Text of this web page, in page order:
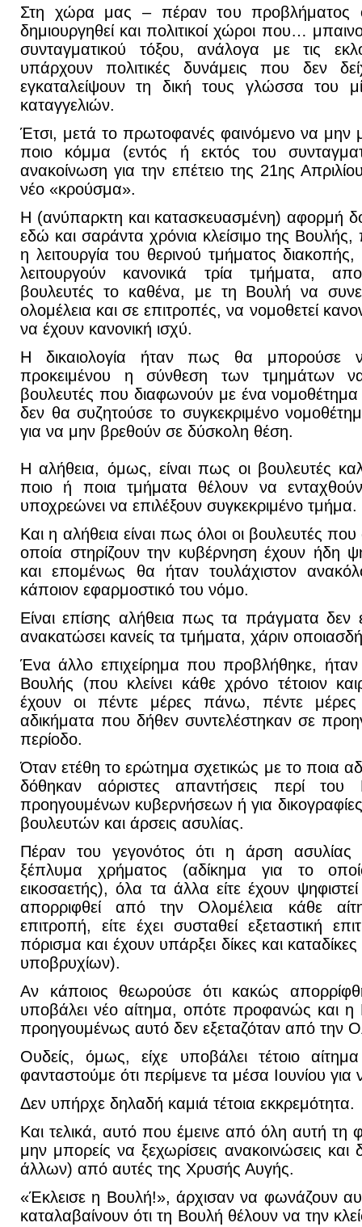
Στη χώρα μας – πέραν του προβλήματος
δημιουργηθεί και πολιτικοί χώροι που…
συνταγματικού τόξου, ανάλογα με τις
υπάρχουν πολιτικές δυνάμεις που δεν
εγκαταλείψουν τη δική τους γλώσσα του
καταγγελιών.
Έτσι, μετά το πρωτοφανές φαινόμενο να μην
ποιο κόμμα (εντός ή εκτός του
ανακοίνωση για την επέτειο της 21ης
νέο «κρούσμα».
Η (ανύπαρκτη και κατασκευασμένη) αφορμή
εδώ και σαράντα χρόνια κλείσιμο της Βουλής,
η λειτουργία του θερινού τμήματος
λειτουργούν κανονικά τρία τμήματα,
βουλευτές το καθένα, με τη Βουλή να
ολομέλεια και σε επιτροπές, να νομοθετεί
να έχουν κανονική ισχύ.
Η δικαιολογία ήταν πως θα μπορούσε
προκειμένου η σύνθεση των τμημάτων
βουλευτές που διαφωνούν με ένα
δεν θα συζητούσε το συγκεκριμένο
για να μην βρεθούν σε δύσκολη θέση.
Η αλήθεια, όμως, είναι πως οι βουλευτές
ποιο ή ποια τμήματα θέλουν να
υποχρεώνει να επιλέξουν συγκεκριμένο τμήμα.
Και η αλήθεια είναι πως όλοι οι βουλευτές
οποία στηρίζουν την κυβέρνηση έχουν ήδη
και επομένως θα ήταν τουλάχιστον
κάποιον εφαρμοστικό του νόμο.
Είναι επίσης αλήθεια πως τα πράγματα δεν
ανακατώσει κανείς τα τμήματα, χάριν
Ένα άλλο επιχείρημα που προβλήθηκε,
Βουλής (που κλείνει κάθε χρόνο τέτοιον
έχουν οι πέντε μέρες πάνω, πέντε
αδικήματα που δήθεν συντελέστηκαν σε
περίοδο.
Όταν ετέθη το ερώτημα σχετικώς με το ποια
δόθηκαν αόριστες απαντήσεις περί
προηγουμένων κυβερνήσεων ή για
βουλευτών και άρσεις ασυλίας.
Πέραν του γεγονότος ότι η άρση ασυλίας
ξέπλυμα χρήματος (αδίκημα για το
εικοσαετής), όλα τα άλλα είτε έχουν
απορριφθεί από την Ολομέλεια κάθε
επιτροπή, είτε έχει συσταθεί εξεταστική
πόρισμα και έχουν υπάρξει δίκες και
υποβρυχίων).
Αν κάποιος θεωρούσε ότι κακώς
υποβάλει νέο αίτημα, οπότε προφανώς και η
προηγουμένως αυτό δεν εξεταζόταν από την
Ουδείς, όμως, είχε υποβάλει τέτοιο
φανταστούμε ότι περίμενε τα μέσα Ιουνίου για
Δεν υπήρχε δηλαδή καμιά τέτοια εκκρεμότητα.
Και τελικά, αυτό που έμεινε από όλη αυτή τη
μην μπορείς να ξεχωρίσεις ανακοινώσεις
άλλων) από αυτές της Χρυσής Αυγής.
«Έκλεισε η Βουλή!», άρχισαν να φωνάζουν
καταλαβαίνουν ότι τη Βουλή θέλουν να την